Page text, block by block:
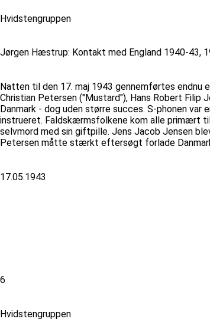
Hvidstengruppen
Jørgen Hæstrup: Kontakt med England 1940-43,
Natten til den 17. maj 1943 gennemførtes endnu
Christian Petersen ("Mustard"), Hans Robert
Danmark - dog uden større succes. S-phonen
instrueret. Faldskærmsfolkene kom alle primært til
selvmord med sin giftpille. Jens Jacob Jensen
Petersen måtte stærkt eftersøgt forlade
17.05.1943
6
Hvidstengruppen